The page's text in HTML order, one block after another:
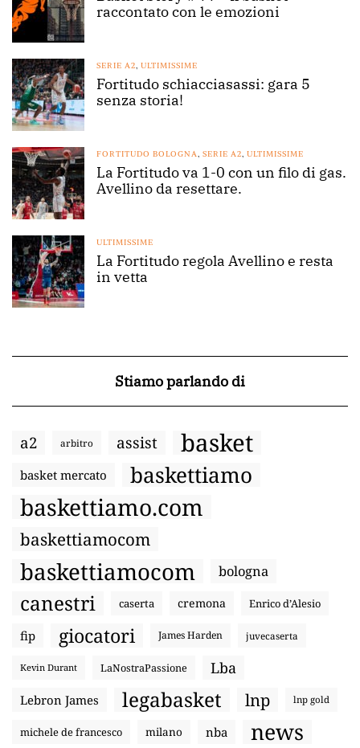
raccontato con le emozioni
SERIE A2, ULTIMISSIME
Fortitudo schiacciasassi: gara 5
senza storia!
FORTITUDO BOLOGNA, SERIE A2, ULTIMISSIME
La Fortitudo va 1-0 con un filo di gas.
Avellino da resettare.
ULTIMISSIME
La Fortitudo regola Avellino e resta
in vetta
Stiamo parlando di
a2 arbitro assist basket
basket mercato baskettiamo
baskettiamo.com
baskettiamocom
baskettiamocom bologna
canestri caserta cremona Enrico d’Alesio
fip giocatori James Harden juvecaserta
Kevin Durant LaNostraPassione Lba
Lebron James legabasket lnp lnp gold
michele de francesco milano nba news